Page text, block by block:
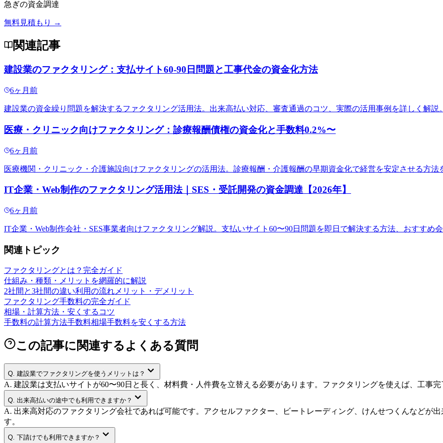
急ぎの資金調達
無料見積もり →
関連記事
建設業のファクタリング：支払サイト60-90日問題と工事代金の資金化方法
6ヶ月前
建設業の資金繰り問題を解決するファクタリング活用法。出来高払い対応、審査通過のコツ、実際の活用事例を詳しく解説。
医療・クリニック向けファクタリング：診療報酬債権の資金化と手数料0.2%〜
6ヶ月前
医療機関・クリニック・介護施設向けファクタリングの活用法。診療報酬・介護報酬の早期資金化で経営を安定させる方法
IT企業・Web制作のファクタリング活用法｜SES・受託開発の資金調達【2026年】
6ヶ月前
IT企業・Web制作会社・SES事業者向けファクタリング解説。支払いサイト60〜90日問題を即日で解決する方法、おすすめ
関連トピック
ファクタリングとは？完全ガイド
仕組み・種類・メリットを網羅的に解説
2社間と3社間の違い利用の流れメリット・デメリット
ファクタリング手数料の完全ガイド
相場・計算方法・安くするコツ
手数料の計算方法手数料相場手数料を安くする方法
この記事に関連するよくある質問
Q. 建設業でファクタリングを使うメリットは？
A. 建設業は支払いサイトが60〜90日と長く、材料費・人件費を立替える必要があります。ファクタリングを使えば、工事
Q. 出来高払いの途中でも利用できますか？
A. 出来高対応のファクタリング会社であれば可能です。アクセルファクター、ビートレーディング、けんせつくんなどが
す。
Q. 下請けでも利用できますか？